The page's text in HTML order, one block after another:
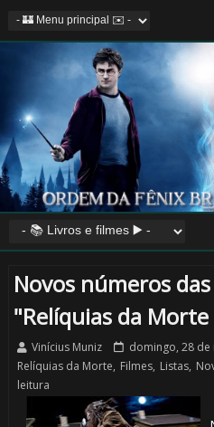
Novos números
"Relíquias da
Vinícius Muniz domingo, 28
Relíquias da Morte, Filmes, Listas,
leitura